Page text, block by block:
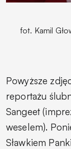
fot. Kamil
Powyższe
reportażu
Sangeet
weselem).
Sławkiem